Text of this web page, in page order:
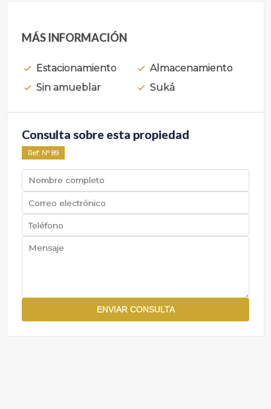
MÁS INFORMACIÓN
Estacionamiento
Almacenamiento
Sin amueblar
Suká
Consulta sobre esta propiedad
Ref: Nº 89
ENVIAR CONSULTA